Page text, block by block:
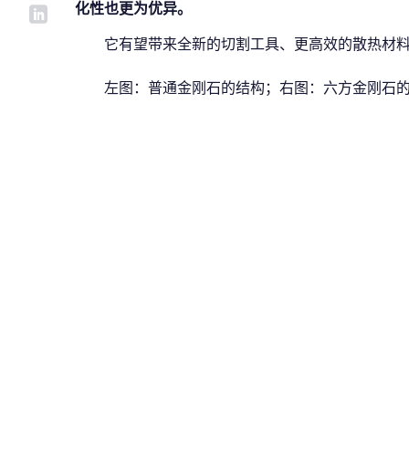
化性也更为优异。
它有望带来全新的切割工具、更高效的散热材
左图：普通金刚石的结构；右图：六方金刚石